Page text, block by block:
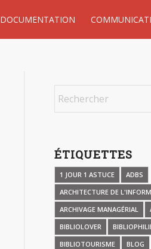
DOCUMENTATION
ÉTIQUETTES
1 JOUR 1 ASTUCE
ADBS
ARCHITECTURE DE
ARCHIVAGE MANAGÉRIAL
BIBLIOLOVER
BIBLIOTOURISME
BLOG